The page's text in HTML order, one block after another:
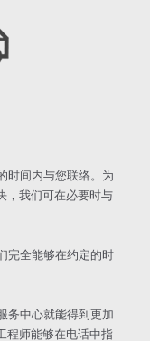
时间内与您联络。为
，我们可在必要时与
完全能够在约定的时
务中心就能得到更加
程师能够在电话中指